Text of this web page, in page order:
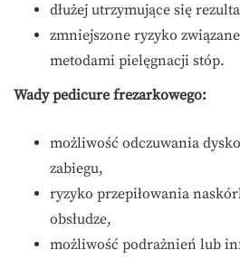
dłużej utrzymujące się
zmniejszone ryzyko
metodami pielęgnacji stóp.
Wady pedicure frezarkowego:
możliwość odczuwania
zabiegu,
ryzyko przepiłowania
obsłudze,
możliwość podrażnień lub